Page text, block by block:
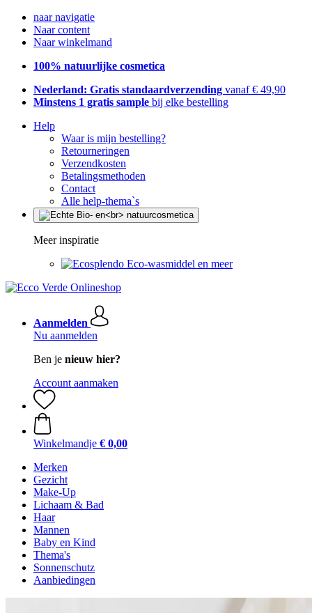
naar navigatie
Naar content
Naar winkelmand
100% natuurlijke cosmetica
Nederland: Gratis standaardverzending vanaf € 49,90
Minstens 1 gratis sample bij elke bestelling
Help
Waar is mijn bestelling?
Retourneringen
Verzendkosten
Betalingsmethoden
Contact
Alle help-thema`s
Meer inspiratie
Eco-wasmiddel en meer
Aanmelden
Nu aanmelden
Ben je nieuw hier?
Account aanmaken
Winkelmandje € 0,00
Merken
Gezicht
Make-Up
Lichaam & Bad
Haar
Mannen
Baby en Kind
Thema's
Sonnenschutz
Aanbiedingen